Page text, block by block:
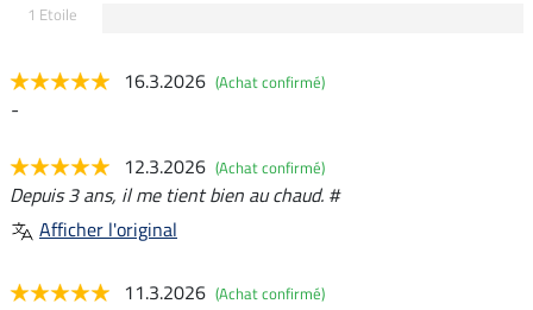
1 Etoile
16.3.2026 (Achat confirmé)
-
12.3.2026 (Achat confirmé)
Depuis 3 ans, il me tient bien au chaud. #
Afficher l'original
11.3.2026 (Achat confirmé)